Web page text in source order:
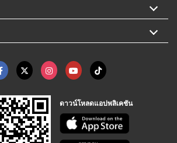
ดาวน์โหลดแอปพลิเคชัน